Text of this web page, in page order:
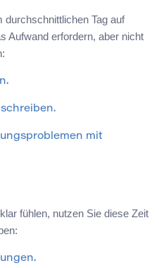
durchschnittlichen Tag auf
Aufwand erfordern, aber nicht
mit
fühlen, nutzen Sie diese Zeit